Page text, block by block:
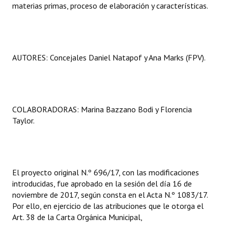
materias primas, proceso de elaboración y características.
AUTORES: Concejales Daniel Natapof y Ana Marks (FPV).
COLABORADORAS: Marina Bazzano Bodi y Florencia
Taylor.
El proyecto original N.º 696/17, con las modificaciones
introducidas, fue aprobado en la sesión del día 16 de
noviembre de 2017, según consta en el Acta N.º 1083/17.
Por ello, en ejercicio de las atribuciones que le otorga el
Art. 38 de la Carta Orgánica Municipal,